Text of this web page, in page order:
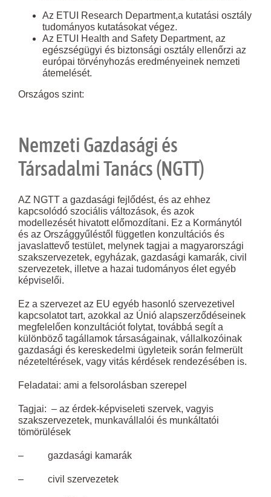
Az ETUI Research Department,a kutatási osztály
tudományos kutatásokat végez.
Az ETUI Health and Safety Department, az
egészségügyi és biztonsági osztály ellenőrzi az
európai törvényhozás eredményeinek nemzeti
átemelését.
Országos szint:
Nemzeti Gazdasági és
Társadalmi Tanács (NGTT)
AZ NGTT a gazdasági fejlődést, és az ehhez
kapcsolódó szociális változások, és azok
modellezését hivatott előmozdítani. Ez a Kormánytól
és az Országgyűléstől független konzultációs és
javaslattevő testület, melynek tagjai a magyarországi
szakszervezetek, egyházak, gazdasági kamarák, civil
szervezetek, illetve a hazai tudományos élet egyéb
képviselői.
Ez a szervezet az EU egyéb hasonló szervezetivel
kapcsolatot tart, azokkal az Únió alapszerződéseinek
megfelelően konzultációt folytat, továbbá segít a
különböző tagállamok társaságainak, vállalkozóinak
gazdasági és kereskedelmi ügyleteik során felmerült
nézeteltérések, vagy vitás kérdések rendezésében is.
Feladatai: ami a felsorolásban szerepel
Tagjai: – az érdek-képviseleti szervek, vagyis
szakszervezetek, munkavállalói és munkáltatói
tömörülések
– gazdasági kamarák
– civil szervezetek